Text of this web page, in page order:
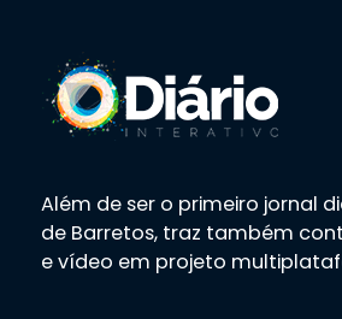
Além de ser o primeiro jornal
de Barretos, traz também
e vídeo em projeto